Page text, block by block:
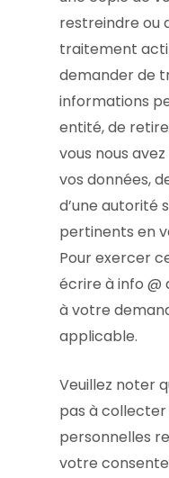
restreindre ou
traitement
demander de
informations
entité, de
vous nous
vos données,
d’une autorité
pertinents en
Pour exercer
écrire à info @
à votre
applicable.
Veuillez noter
pas à
personnelles
votre